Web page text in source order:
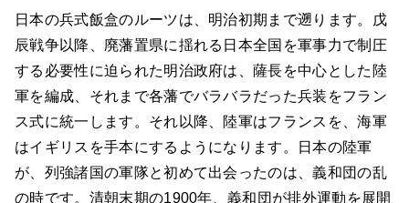
日本の兵式飯盒のルーツは、明治初期まで遡ります。戊
辰戦争以降、廃藩置県に揺れる日本全国を軍事力で制圧
する必要性に迫られた明治政府は、薩長を中心とした陸
軍を編成、それまで各藩でバラバラだった兵装をフラン
ス式に統一します。それ以降、陸軍はフランスを、海軍
はイギリスを手本にするようになります。日本の陸軍
が、列強諸国の軍隊と初めて出会ったのは、義和団の乱
の時です。清朝末期の1900年、義和団が排外運動を展開